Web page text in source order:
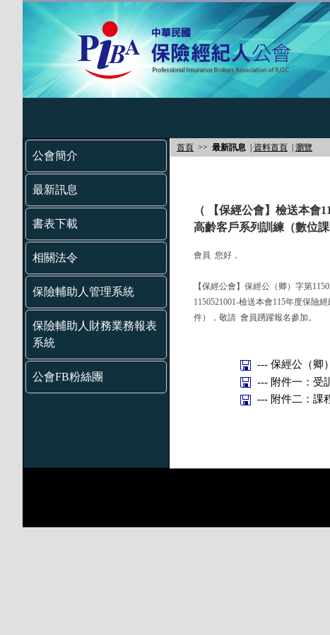
公會簡介
最新訊息
書表下載
相關法令
保險輔助人管理系統
保險輔助人財務業務報表
系統
公會FB粉絲團
首頁 >> 最新訊息 資料首頁 瀏覽
（ 【保經公會】檢送本
高齡客戶系列訓練（數位
會員 您好，
【保經公會】保經公（卿）字第
1150521001-檢送本會115年度保險
件），敬請 會員踴躍報名參加。
--- 保經公（卿
--- 附件一：受
--- 附件二：課